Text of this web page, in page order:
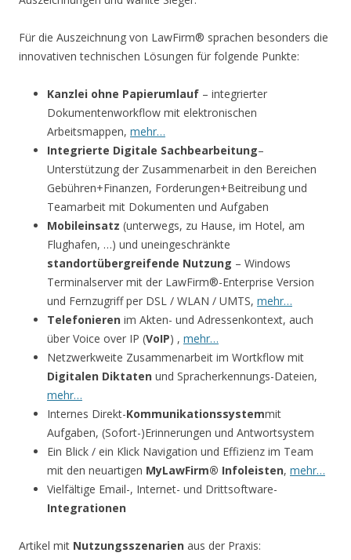
Für die Auszeichnung von LawFirm® sprachen besonders die
innovativen technischen Lösungen für folgende Punkte:
Kanzlei ohne Papierumlauf – integrierter
Dokumentenworkflow mit elektronischen
Arbeitsmappen, mehr…
Integrierte Digitale Sachbearbeitung–
Unterstützung der Zusammenarbeit in den Bereichen
Gebühren+Finanzen, Forderungen+Beitreibung und
Teamarbeit mit Dokumenten und Aufgaben
Mobileinsatz (unterwegs, zu Hause, im Hotel, am
Flughafen, …) und uneingeschränkte
standortübergreifende Nutzung – Windows
Terminalserver mit der LawFirm®-Enterprise Version
und Fernzugriff per DSL / WLAN / UMTS, mehr…
Telefonieren im Akten- und Adressenkontext, auch
über Voice over IP (VoIP) , mehr…
Netzwerkweite Zusammenarbeit im Wortkflow mit
Digitalen Diktaten und Spracherkennungs-Dateien,
mehr…
Internes Direkt-Kommunikationssystemmit
Aufgaben, (Sofort-)Erinnerungen und Antwortsystem
Ein Blick / ein Klick Navigation und Effizienz im Team
mit den neuartigen MyLawFirm® Infoleisten, mehr…
Vielfältige Email-, Internet- und Drittsoftware-
Integrationen
Artikel mit Nutzungsszenarien aus der Praxis: